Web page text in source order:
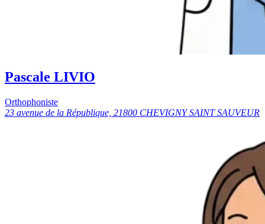
Pascale LIVIO
Orthophoniste
23 avenue de la République, 21800 CHEVIGNY SAINT SAUVEUR